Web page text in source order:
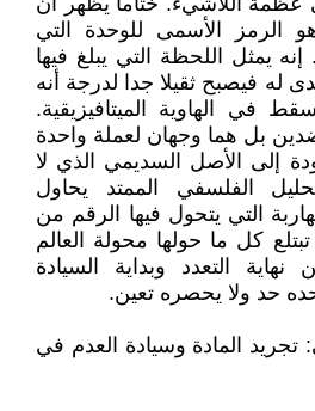
الرمز الأسمى للوحدة التي
يمثل اللحظة التي يبلغ فيها
له فيصبح ثقيلا جدا لدرجة أنه
في الهاوية الميتافيزيقية.
بل هما وجهان لعملة واحدة
إلى الأصل السديمي الذي لا
الفلسفي الممتد يحاول
التي يتحول فيها الرقم من
كل ما حولها محولة العالم
التعدد وبداية السيادة
حد ولا يحصره تعين.
تجريد المادة وسيادة العدم في